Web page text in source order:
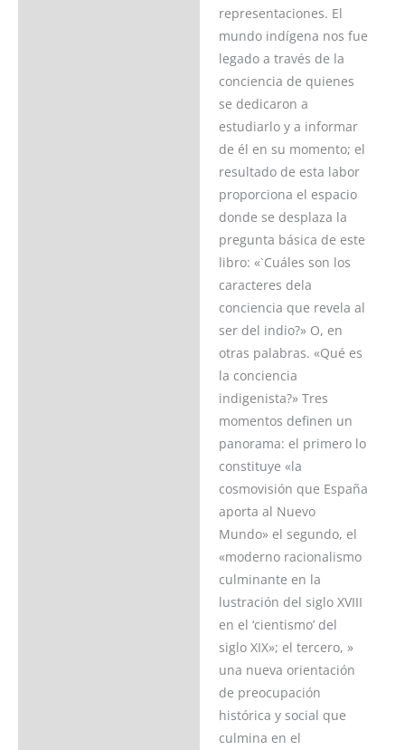
representaciones. El
mundo indígena nos fue
legado a través de la
conciencia de quienes
se dedicaron a
estudiarlo y a informar
de él en su momento; el
resultado de esta labor
proporciona el espacio
donde se desplaza la
pregunta básica de este
libro: «`Cuáles son los
caracteres dela
conciencia que revela al
ser del indio?» O, en
otras palabras. «Qué es
la conciencia
indigenista?» Tres
momentos definen un
panorama: el primero lo
constituye «la
cosmovisión que España
aporta al Nuevo
Mundo» el segundo, el
«moderno racionalismo
culminante en la
lustración del siglo XVIII
en el ‘cientismo’ del
siglo XIX»; el tercero, »
una nueva orientación
de preocupación
histórica y social que
culmina en el